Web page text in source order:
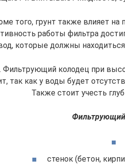
того, грунт также влияет
работы фильтра
которые должны
Фильтрующий колодец при
так как у воды будет
Также стоит учесть
Фильтрующий
стенок (бетон,